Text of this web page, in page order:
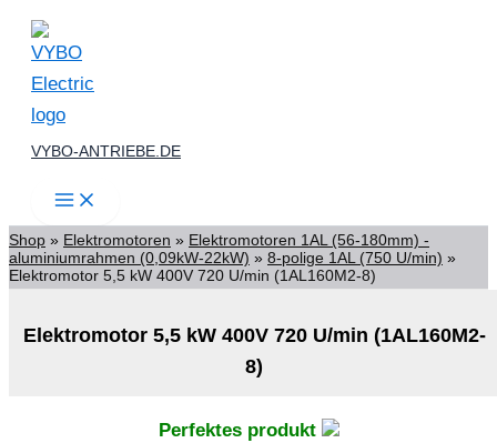
Zum
Inhalt
springen
VYBO-ANTRIEBE.DE
Shop » Elektromotoren » Elektromotoren 1AL (56-180mm) -
aluminiumrahmen (0,09kW-22kW) » 8-polige 1AL (750 U/min) »
Elektromotor 5,5 kW 400V 720 U/min (1AL160M2-8)
Elektromotor 5,5 kW 400V 720 U/min (1AL160M2-
8)
Perfektes produkt